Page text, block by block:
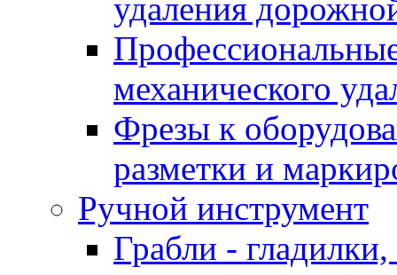
удаления
механического
Фрезы к
разметки и
Ручной инструмент
Грабли -